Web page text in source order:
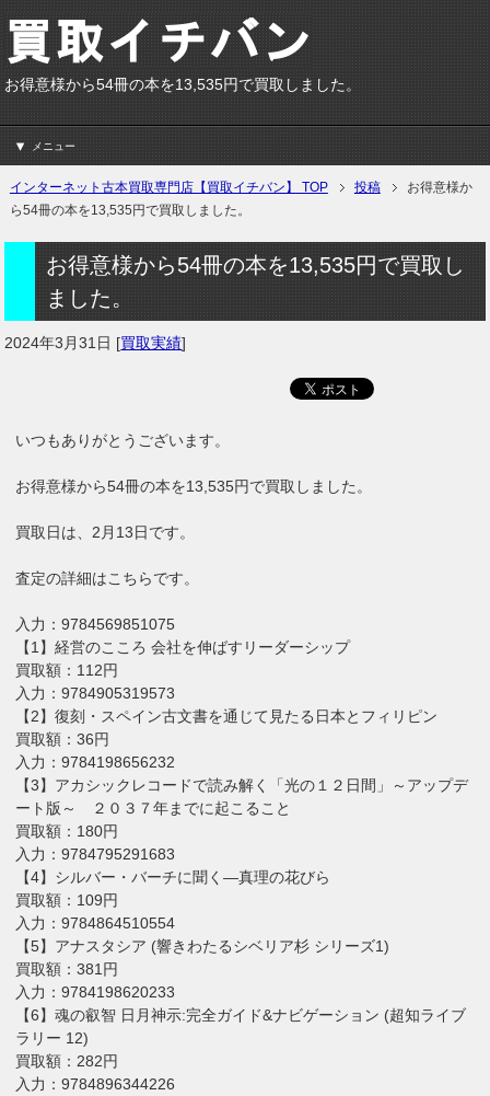
お得意様から54冊の本を13,535円で買取しました。
メニュー
インターネット古本買取専門店【買取イチバン】 TOP 投稿
お得意様か
ら54冊の本を13,535円で買取しました。
お得意様から54冊の本を13,535円で買取し
ました。
2024年3月31日 [買取実績]
いつもありがとうございます。
お得意様から54冊の本を13,535円で買取しました。
買取日は、2月13日です。
査定の詳細はこちらです。
入力：9784569851075
【1】経営のこころ 会社を伸ばすリーダーシップ
買取額：112円
入力：9784905319573
【2】復刻・スペイン古文書を通じて見たる日本とフィリピン
買取額：36円
入力：9784198656232
【3】アカシックレコードで読み解く「光の１２日間」～アップデ
ート版～ ２０３７年までに起こること
買取額：180円
入力：9784795291683
【4】シルバー・バーチに聞く―真理の花びら
買取額：109円
入力：9784864510554
【5】アナスタシア (響きわたるシベリア杉 シリーズ1)
買取額：381円
入力：9784198620233
【6】魂の叡智 日月神示:完全ガイド&ナビゲーション (超知ライブ
ラリー 12)
買取額：282円
入力：9784896344226